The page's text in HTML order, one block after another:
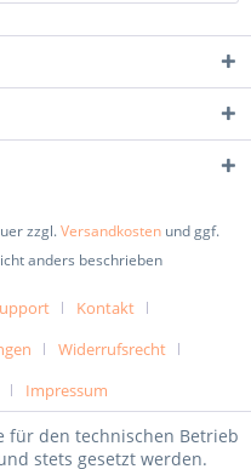
zzgl.Versandkosten und ggf.
anders beschrieben
Kontakt
Widerrufsrecht
Impressum
für den technischen Betrieb
stets gesetzt werden.